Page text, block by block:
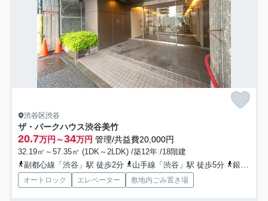
渋谷区渋谷
ザ・パークハウス渋谷美竹
20.7万円～34万円 管理/共益費20,000円
32.19㎡～57.35㎡ (1DK～2LDK) /築12年 /18階建
副都心線「渋谷」駅 徒歩2分
山手線「渋谷」駅 徒歩5分 銀座線「渋谷」駅 徒歩5分
オートロック エレベーター 敷地内ごみ置き場